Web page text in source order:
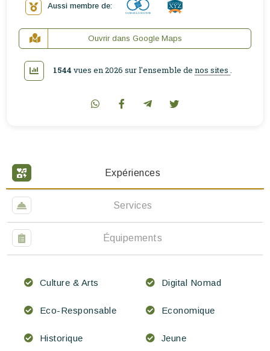
Expériences
Services
Équipements
Culture & Arts Digital Nomad
Eco-Responsable Economique
Historique Jeune
Aussi membre de:
Ouvrir dans Google Maps
1544 vues en 2026 sur l'ensemble de nos sites